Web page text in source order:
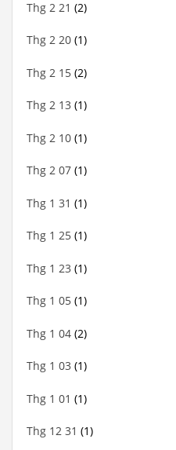
Thg 2 21 (2)
Thg 2 20 (1)
Thg 2 15 (2)
Thg 2 13 (1)
Thg 2 10 (1)
Thg 2 07 (1)
Thg 1 31 (1)
Thg 1 25 (1)
Thg 1 23 (1)
Thg 1 05 (1)
Thg 1 04 (2)
Thg 1 03 (1)
Thg 1 01 (1)
Thg 12 31 (1)